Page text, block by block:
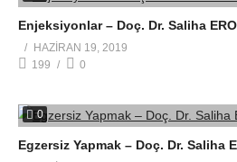
Enjeksiyonlar – Doç. Dr. Saliha
HAZIRAN 19, 2019
199
0
0
Egzersiz Yapmak – Doç. Dr. Saliha